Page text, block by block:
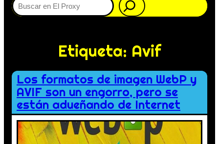
Etiqueta: Avif
Los formatos de imagen WebP y
AVIF son un engorro, pero se
están adueñando de Internet